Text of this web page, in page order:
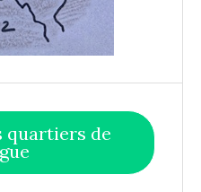
quartiers de